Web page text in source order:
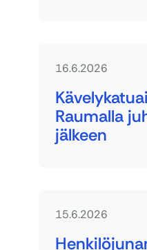
Raumalla
jälkeen
16.6.2026
15.6.2026